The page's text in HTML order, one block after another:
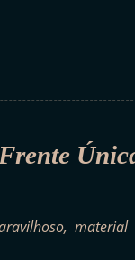
material